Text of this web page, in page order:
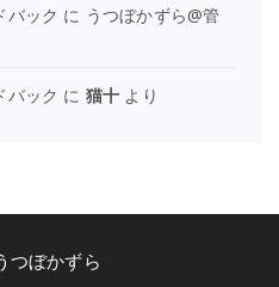
バック に うつぼかずら@管
バック に 猫十 より
ぼかずら